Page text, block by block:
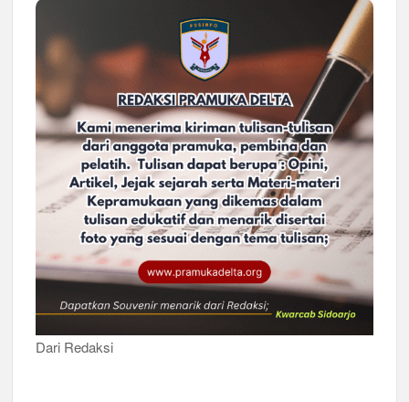
Peringanti Momentum Hardiknas, Kwarran Sedati Gelar Rapat
Dari Redaksi